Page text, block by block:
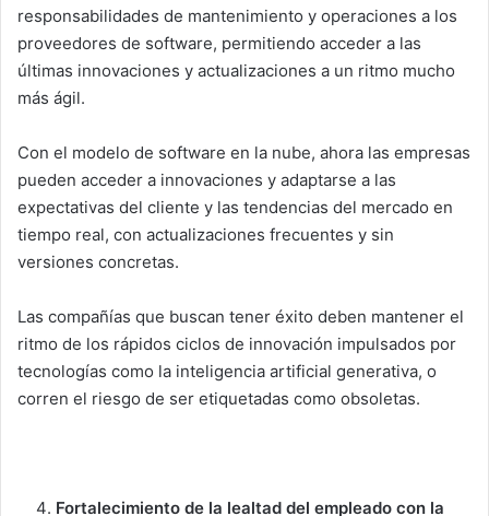
responsabilidades de mantenimiento y operaciones a los
proveedores de software, permitiendo acceder a las
últimas innovaciones y actualizaciones a un ritmo mucho
más ágil.
Con el modelo de software en la nube, ahora las empresas
pueden acceder a innovaciones y adaptarse a las
expectativas del cliente y las tendencias del mercado en
tiempo real, con actualizaciones frecuentes y sin
versiones concretas.
Las compañías que buscan tener éxito deben mantener el
ritmo de los rápidos ciclos de innovación impulsados por
tecnologías como la inteligencia artificial generativa, o
corren el riesgo de ser etiquetadas como obsoletas.
Fortalecimiento de la lealtad del empleado con la